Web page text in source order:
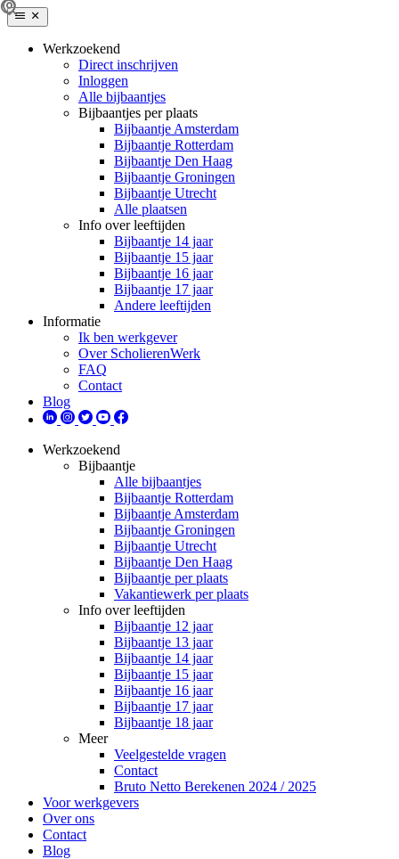
Werkzoekend
Direct inschrijven
Inloggen
Alle bijbaantjes
Bijbaantjes per plaats
Bijbaantje Amsterdam
Bijbaantje Rotterdam
Bijbaantje Den Haag
Bijbaantje Groningen
Bijbaantje Utrecht
Alle plaatsen
Info over leeftijden
Bijbaantje 14 jaar
Bijbaantje 15 jaar
Bijbaantje 16 jaar
Bijbaantje 17 jaar
Andere leeftijden
Informatie
Ik ben werkgever
Over ScholierenWerk
FAQ
Contact
Blog
Werkzoekend
Bijbaantje
Alle bijbaantjes
Bijbaantje Rotterdam
Bijbaantje Amsterdam
Bijbaantje Groningen
Bijbaantje Utrecht
Bijbaantje Den Haag
Bijbaantje per plaats
Vakantiewerk per plaats
Info over leeftijden
Bijbaantje 12 jaar
Bijbaantje 13 jaar
Bijbaantje 14 jaar
Bijbaantje 15 jaar
Bijbaantje 16 jaar
Bijbaantje 17 jaar
Bijbaantje 18 jaar
Meer
Veelgestelde vragen
Contact
Bruto Netto Berekenen 2024 / 2025
Voor werkgevers
Over ons
Contact
Blog